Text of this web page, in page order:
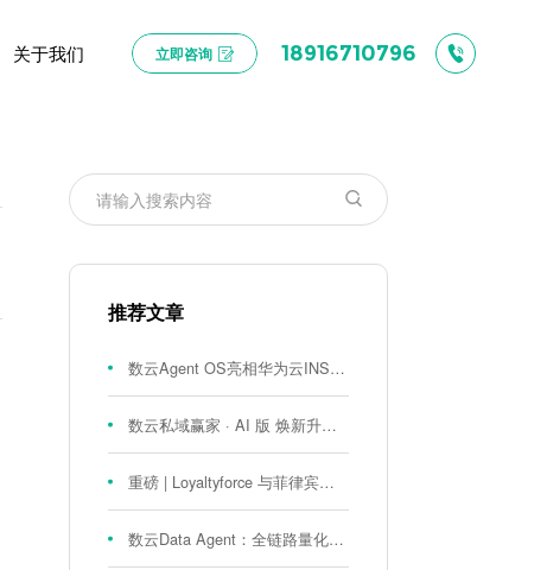
关于我们 立即咨询 18916710796
推荐文章
数云Agent OS亮相华为云INSPIRE创想者大会：以AI重构消费者运营与零售营销新范式
数云私域赢家 · AI 版 焕新升级！
重磅 | Loyaltyforce 与菲律宾零售巨头 SM 集团达成战略合作，携手开启 SMAC 会员数智化运营新征程
数云Data Agent：全链路量化评测体系，炼就零售数据分析精准力